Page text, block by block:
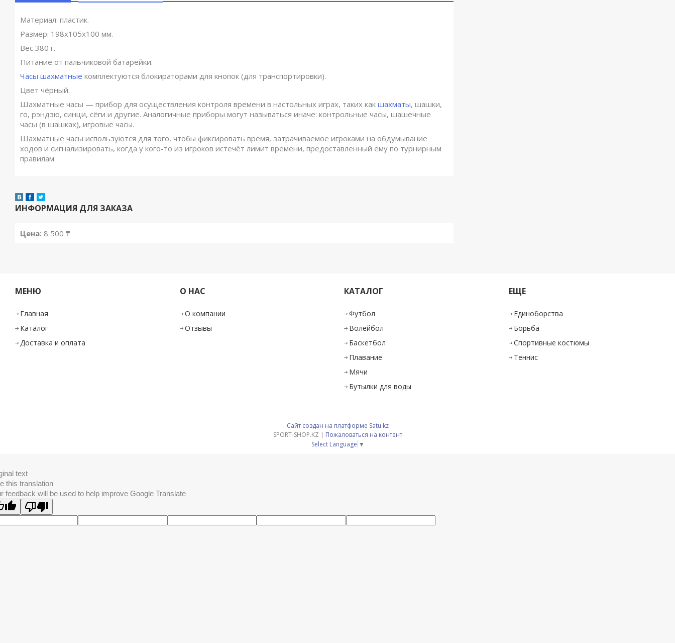
Материал: пластик.
Размер: 198х105х100 мм.
Вес 380 г.
Питание от пальчиковой батарейки.
Часы шахматные комплектуются блокираторами для кнопок (для транспортировки).
Цвет чёрный.
Шахматные часы — прибор для осуществления контроля времени в настольных играх, таких как шахматы, шашки,
го, рэндзю, синци, сёги и другие. Аналогичные приборы могут называться иначе: контрольные часы, шашечные
часы (в шашках), игровые часы.
Шахматные часы используются для того, чтобы фиксировать время, затрачиваемое игроками на обдумывание
ходов и сигнализировать, когда у кого-то из игроков истечёт лимит времени, предоставленный ему по турнирным
правилам.
ИНФОРМАЦИЯ ДЛЯ ЗАКАЗА
Цена: 8 500 ₸
МЕНЮ
Главная
Каталог
Доставка и оплата
О НАС
О компании
Отзывы
КАТАЛОГ
Футбол
Волейбол
Баскетбол
Плавание
Мячи
Бутылки для воды
ЕЩЕ
Единоборства
Борьба
Спортивные костюмы
Теннис
Сайт создан на платформе Satu.kz
SPORT-SHOP.KZ | Пожаловаться на контент
Select Language ▼
text
this translation
feedback will be used to help improve Google Translate